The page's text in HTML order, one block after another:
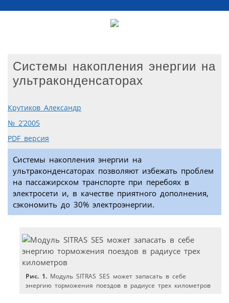
Системы накопления энергии на
ультраконденсаторах
Крутиков Александр
№ 2’2005
PDF версия
Системы накопления энергии на
ультраконденсаторах позволяют избежать проблем
на пассажирском транспорте при перебоях в
электросети и, в качестве приятного дополнения,
cэкономить до 30% электроэнергии.
Рис. 1. Модуль SITRAS SES может запасать в себе
энергию торможения поездов в радиусе трех километров